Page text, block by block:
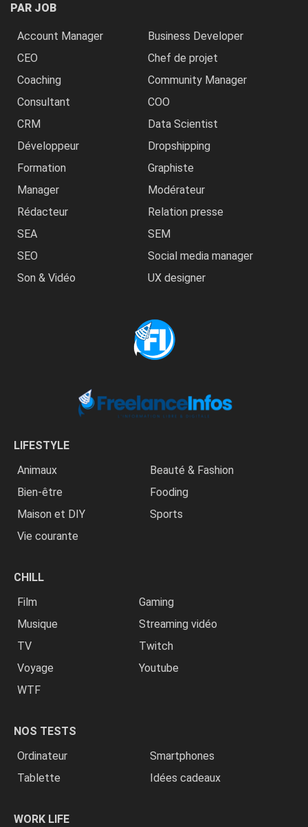
PAR JOB
Account Manager
Business Developer
CEO
Chef de projet
Coaching
Community Manager
Consultant
COO
CRM
Data Scientist
Développeur
Dropshipping
Formation
Graphiste
Manager
Modérateur
Rédacteur
Relation presse
SEA
SEM
SEO
Social media manager
Son & Vidéo
UX designer
LIFESTYLE
Animaux
Beauté & Fashion
Bien-être
Fooding
Maison et DIY
Sports
Vie courante
CHILL
Film
Gaming
Musique
Streaming vidéo
TV
Twitch
Voyage
Youtube
WTF
NOS TESTS
Ordinateur
Smartphones
Tablette
Idées cadeaux
WORK LIFE